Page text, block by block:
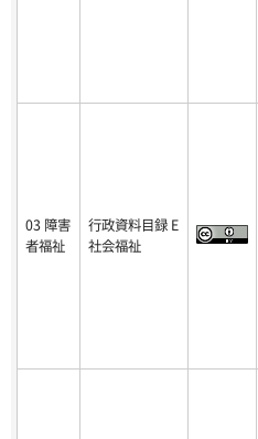
03 障害
者福祉
行政資料目録 E
社会福祉